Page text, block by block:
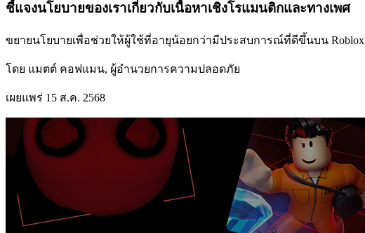
ชี้แจงนโยบายของเราเกี่ยวกับเนื้อหาเชิงโรแมนติกและทางเพศ
ขยายนโยบายเพื่อช่วยให้ผู้ใช้ที่อายุน้อยกว่ามีประสบการณ์ที่ดีขึ้นบน Roblox
โดย แมตต์ คอฟแมน, ผู้อำนวยการความปลอดภัย
เผยแพร่ 15 ส.ค. 2568